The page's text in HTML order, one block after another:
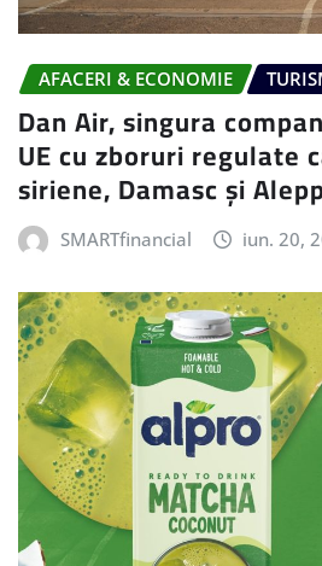
AFACERI & ECONOMIE
Dan Air, singura
UE cu zboruri regulate
siriene, Damasc și
SMARTfinancial iun. 20,